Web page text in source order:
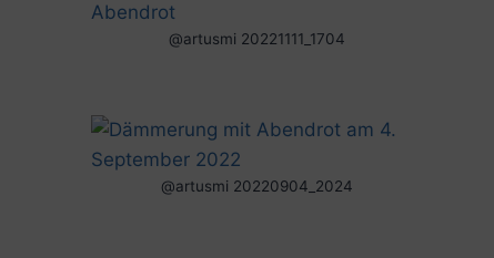
@artusmi 20221111_1704
@artusmi 20220904_2024